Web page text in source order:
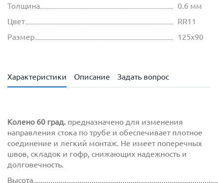
Толщина
0.6 мм
Цвет
RR11
Размер
125х90
Характеристики Описание Задать вопрос
Колено 60 град. предназначено для изменения
направления стока по трубе и обеспечивает плотное
соединение и легкий монтаж. Не имеет поперечных
швов, складок и гофр, снижающих надежность и
долговечность.